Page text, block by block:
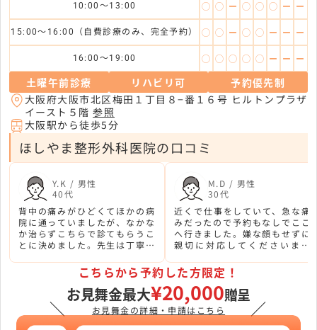
10:00～13:00 ◯ ◯ ー ◯ ◯ ◯ ー ー
15:00～16:00（自費診療のみ、完全予約） ◯ ◯ ー ◯ ◯ ー ー ー
16:00～19:00 ◯ ◯ ◯ ◯ ◯ ー ー ー
土曜午前診療 リハビリ可
予約優先制
大阪府大阪市北区梅田１丁目８−番１６号 ヒルトンプラザ
イースト５階参照
大阪駅から徒歩5分
ほしやま整形外科医院の口コミ
Y.K / 男性
40代
背中の痛みがひどくてほかの病
院に通っていましたが、なかな
か治らずこちらで診てもらうこ
とに決めました。先生は丁寧な
M.D / 男性
30代
近くで仕事をしていて、急な痛
みだったので予約もなしでここ
へ行きました。嫌な顔もせずに
親切に対応してくださいまし
＼
こちらから予約した方限定！
お見舞金最大¥20,000贈呈
お見舞金の詳細・申請はこちら ／